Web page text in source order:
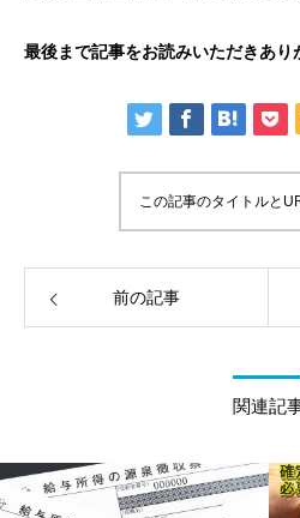
最後まで記事をお読みいただきあり
この記事のタイトルと
前の記事
関連記